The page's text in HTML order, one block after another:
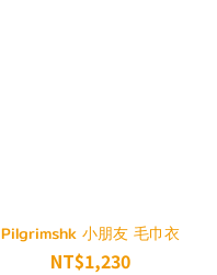
Pilgrimshk 小朋友 毛巾衣
NT$1,230